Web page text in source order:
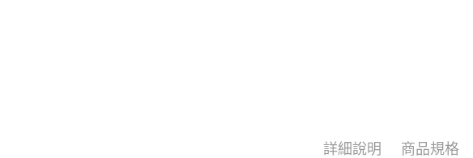
詳細說明 商品規格